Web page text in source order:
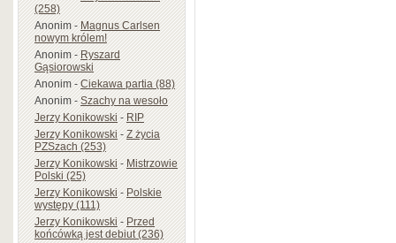
(258)
Anonim-Magnus Carlsen
nowym królem!
Anonim-Ryszard
Gąsiorowski
Anonim-Ciekawa partia (88)
Anonim-Szachy na wesoło
Jerzy Konikowski-RIP
Jerzy Konikowski-Z życia
PZSzach (253)
Jerzy Konikowski-Mistrzowie
Polski (25)
Jerzy Konikowski-Polskie
występy (111)
Jerzy Konikowski-Przed
końcówką jest debiut (236)